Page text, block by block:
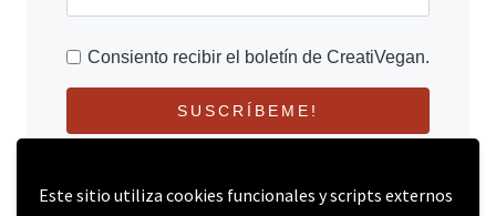
Este sitio utiliza cookies funcionales y scripts externos
Consiento recibir el boletín de CreatiVegan.
SUSCRÍBEME!